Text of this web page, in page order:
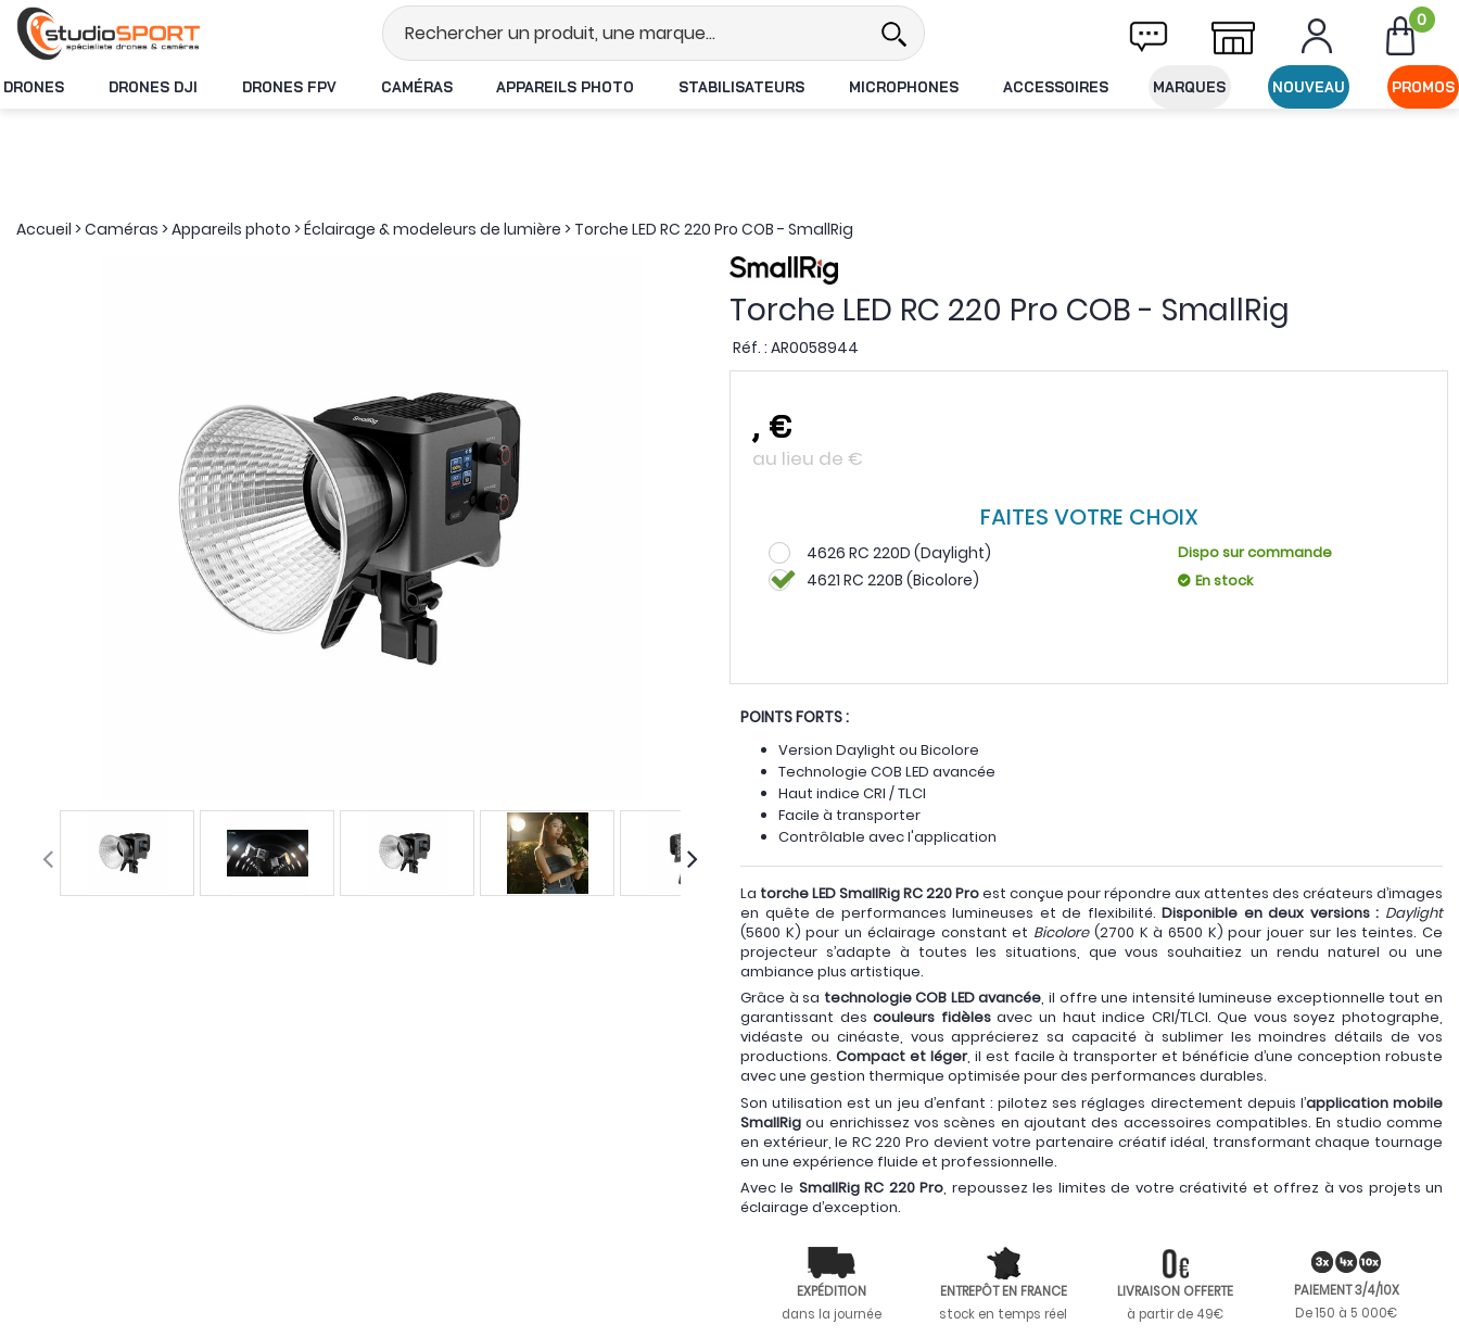
Stock en temps réel Livraison offerte dès 49€ d'achat 0
DRONES DRONES DJI DRONES FPV CAMÉRAS APPAREILS PHOTO STABILISATEURS MICROPHONES ACCESSOIRES MARQUES NOUVEAU PROMOS
Accueil >Caméras >Appareils photo >Éclairage & modeleurs de lumière > Torche LED RC 220 Pro COB - SmallRig
Torche LED RC 220 Pro COB - SmallRig
Réf. : AR0058944
, €
au lieu de €
FAITES VOTRE CHOIX
4626 RC 220D (Daylight) Dispo sur commande
4621 RC 220B (Bicolore) En stock
POINTS FORTS :
Version Daylight ou Bicolore
Technologie COB LED avancée
Haut indice CRI / TLCI
Facile à transporter
Contrôlable avec l'application
La torche LED SmallRig RC 220 Proest conçue pour répondre aux attentes des créateurs d’images
en quête de performances lumineuses et de flexibilité.Disponible en deux versions : Daylight
(5600 K) pour un éclairage constant et Bicolore (2700 K à 6500 K) pour jouer sur les teintes. Ce
projecteur s’adapte à toutes les situations, que vous souhaitiez un rendu naturel ou une
ambiance plus artistique.
Grâce à sa technologie COB LED avancée, il offre une intensité lumineuse exceptionnelle tout en
garantissant des couleurs fidèlesavec un haut indice CRI/TLCI. Que vous soyez photographe,
vidéaste ou cinéaste, vous apprécierez sa capacité à sublimer les moindres détails de vos
productions. Compact et léger, il est facile à transporter et bénéficie d’une conception robuste
avec une gestion thermique optimisée pour des performances durables.
Son utilisation est un jeu d’enfant : pilotez ses réglages directement depuis l’application mobile
SmallRig ou enrichissez vos scènes en ajoutant des accessoires compatibles. En studio comme
en extérieur, le RC 220 Pro devient votre partenaire créatif idéal, transformant chaque tournage
en une expérience fluide et professionnelle.
Avec le SmallRig RC 220 Pro, repoussez les limites de votre créativité et offrez à vos projets un
éclairage d’exception.
EXPÉDITION
dans la journée
ENTREPÔT EN FRANCE
stock en temps réel
LIVRAISON OFFERTE
à partir de 49€
PAIEMENT 3/4/10X
De 150 à 5 000€